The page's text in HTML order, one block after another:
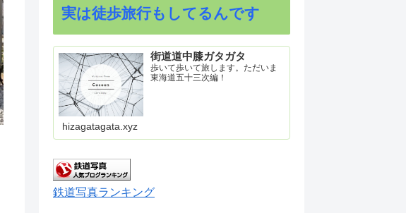
実は徒歩旅行もしてるんです
街道道中膝ガタガタ
歩いて歩いて旅します。ただいま
東海道五十三次編！
hizagatagata.xyz
鉄道写真ランキング